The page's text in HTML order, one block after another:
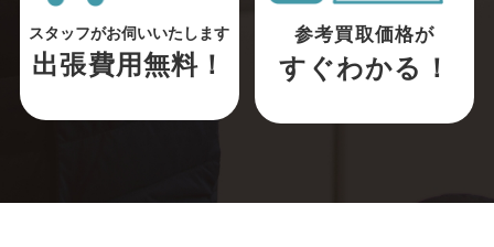
スタッフがお伺いいたします
出張費用無料！
参考買取価格が
すぐわかる！